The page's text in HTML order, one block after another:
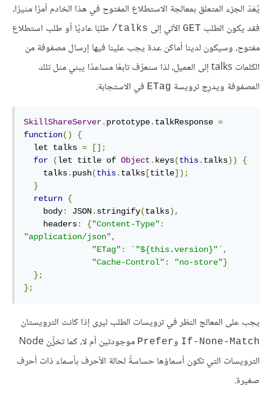
يُعَدّ الجزء المتعلق بمعالجة الاستطلاع المفتوح في هذا الخادم أمرًا مثيرًا،
فقد يكون الطلب GET الآتي إلى ‎/talks طلبًا عاديًا أو طلب استطلاع
مفتوح، وسيكون لدينا أماكن عدة يجب علينا فيها إرسال مصفوفة من
الكلمات talks إلى العميل، لذا سنعرِّف تابعًا مساعدًا يبني مثل تلك
المصفوفة ويدرِج ترويسة ETag في الاستجابة.
SkillShareServer. prototype. talkResponse =
function()
{
  let talks
=
[];
for
(let title of Object . keys(this. talks))
{
    talks
. push(this. talks [title]);
}
return {
    body
: JSON. stringify(talks),
    headers
: {"Content-Type" :
"application/json",
"ETag" : ` "${this.version}" `,
"Cache-Control" : "no-store"}
};
};
يجب على المعالج النظر في ترويسات الطلب ليرى إذا كانت الترويستان
If-None-Match وPrefer
موجودتين أم لا، كما تخزِّن Node
الترويسات التي تكون أسماؤها حساسةً لحالة الأحرف بأسماء ذات أحرف
صغيرة.